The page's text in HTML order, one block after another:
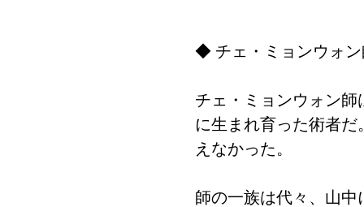
◆ チェ・ミョンウォ
チェ・ミョンウォン
に生まれ育った術者
えなかった。
師の一族は代々、山